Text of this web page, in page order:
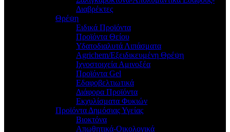
Διαβρέκτες
Θρέψη
Ειδικά Προϊόντα
Προϊόντα Θείου
Υδατοδιαλυτά Λιπάσματα
Agrichem/Εξειδικευμένη Θρέψη
Ιχνοστοιχεία Αμινοξέα
Προϊόντα Gel
Εδαφοβελτιωτικά
Διάφορα Προϊόντα
Εκχυλίσματα Φυκιών
Προϊόντα Δημόσιας Υγείας
Βιοκτόνα
Απωθητικά-Οικολογικά